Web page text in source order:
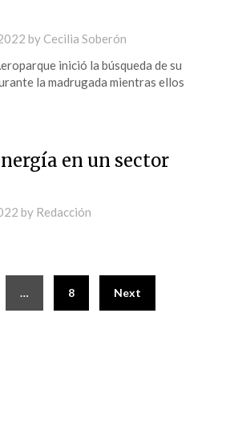
by Cecilia Soberón
inició la búsqueda de su
la madrugada mientras ellos
en un sector
by Redacción
… 8 Next